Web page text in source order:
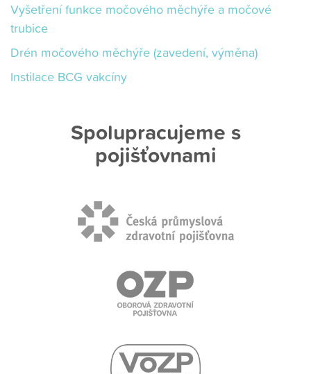
Vyšetření funkce močového měchýře a močové
trubice
Drén močového měchýře (zavedení, výměna)
Instilace BCG vakcíny
Spolupracujeme s
pojišťovnami